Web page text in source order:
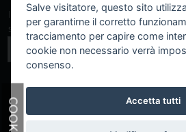
Iscriviti alla nostra newsletter per
speciali, sconti a tempo e
COOKIE
Salve visitatore, questo sito
per garantirne il corretto
tracciamento per capire come
cookie non necessario verrà
consenso.
Accetta tutti